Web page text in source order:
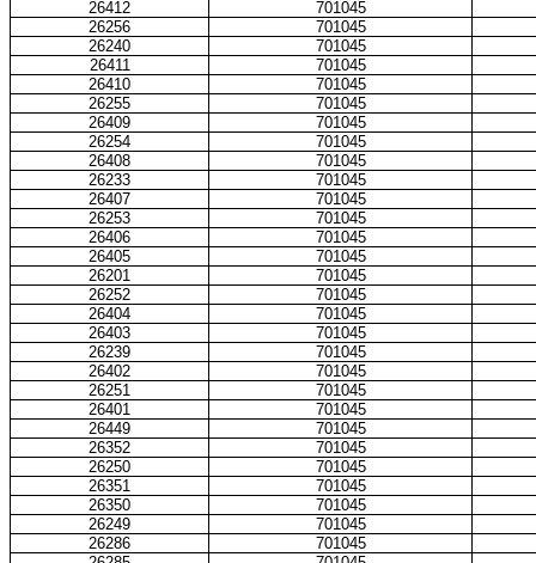
26412
701045
26256
701045
26240
701045
26411
701045
26410
701045
26255
701045
26409
701045
26254
701045
26408
701045
26233
701045
26407
701045
26253
701045
26406
701045
26405
701045
26201
701045
26252
701045
26404
701045
26403
701045
26239
701045
26402
701045
26251
701045
26401
701045
26449
701045
26352
701045
26250
701045
26351
701045
26350
701045
26249
701045
26286
701045